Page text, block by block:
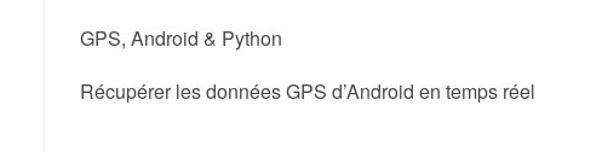
GPS, Android & Python
Récupérer les données GPS d’Android en temps réel